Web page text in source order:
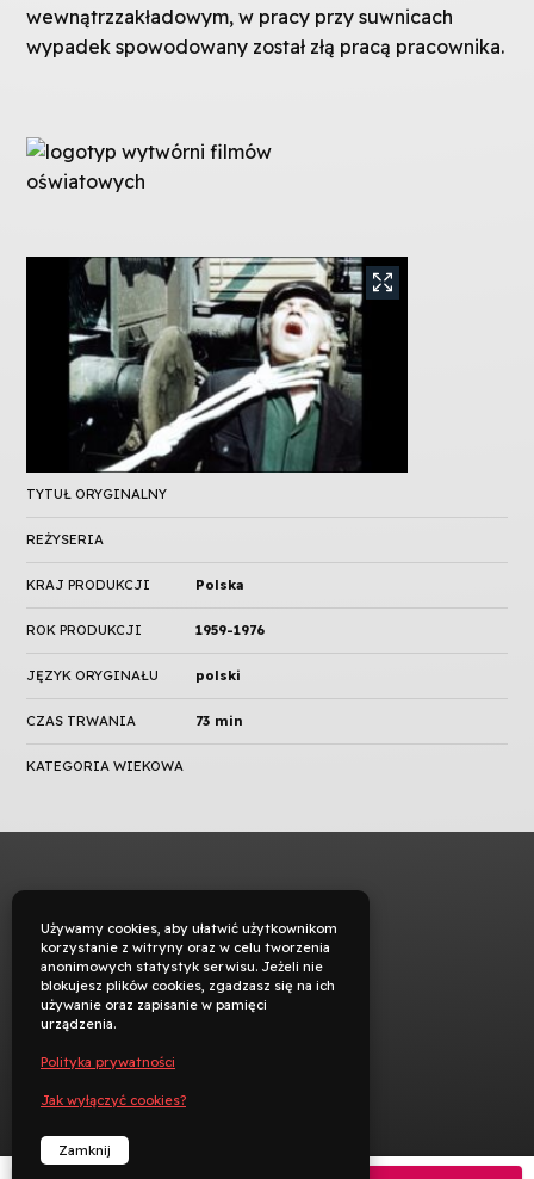
wewnątrzzakładowym, w pracy przy suwnicach
wypadek spowodowany został złą pracą pracownika.
TYTUŁ ORYGINALNY
REŻYSERIA
KRAJ PRODUKCJI Polska
ROK PRODUKCJI 1959-1976
JĘZYK ORYGINAŁU polski
CZAS TRWANIA 73 min
KATEGORIA WIEKOWA
Używamy cookies, aby ułatwić użytkownikom
korzystanie z witryny oraz w celu tworzenia
anonimowych statystyk serwisu. Jeżeli nie
blokujesz plików cookies, zgadzasz się na ich
używanie oraz zapisanie w pamięci
urządzenia.
Polityka prywatności
Jak wyłączyć cookies?
Zamknij